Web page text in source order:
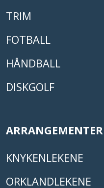
TRIM
FOTBALL
HÅNDBALL
DISKGOLF
ARRANGEMENTER
KNYKENLEKENE
ORKLANDLEKENE